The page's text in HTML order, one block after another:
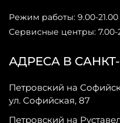
АДРЕСА В
Петровский на
ул. Софийская, 87
Петровский на
Режим работы: 9.00-21.00
Сервисные центры: 7.00-